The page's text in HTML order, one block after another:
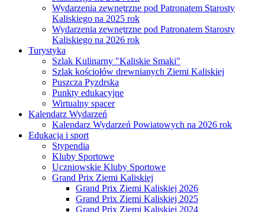
Wydarzenia zewnętrzne pod Patronatem Starosty
Kaliskiego na 2025 rok
Wydarzenia zewnętrzne pod Patronatem Starosty
Kaliskiego na 2026 rok
Turystyka
Szlak Kulinarny "Kaliskie Smaki"
Szlak kościołów drewnianych Ziemi Kaliskiej
Puszcza Pyzdrska
Punkty edukacyjne
Wirtualny spacer
Kalendarz Wydarzeń
Kalendarz Wydarzeń Powiatowych na 2026 rok
Edukacja i sport
Stypendia
Kluby Sportowe
Uczniowskie Kluby Sportowe
Grand Prix Ziemi Kaliskiej
Grand Prix Ziemi Kaliskiej 2026
Grand Prix Ziemi Kaliskiej 2025
Grand Prix Ziemi Kaliskiej 2024